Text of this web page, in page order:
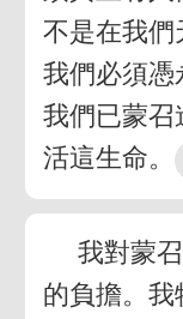
不是在我們
我們必須憑
我們已蒙召
活這生命。
我對蒙
的負擔。